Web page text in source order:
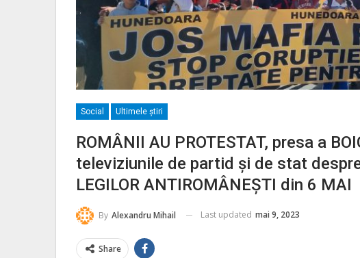
Social Ultimele ştiri
ROMÂNII AU PROTESTAT, presa a
televiziunile de partid și de stat
LEGILOR ANTIROMÂNEȘTI din 6 MAI
By Alexandru Mihail Last updated mai 9, 2023
Share